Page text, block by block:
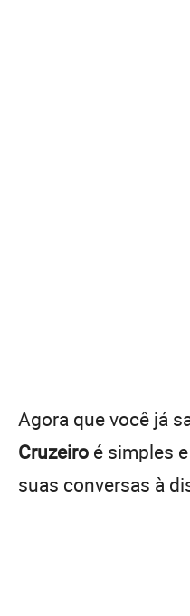
Agora que você já
Cruzeiro é simples
suas conversas à